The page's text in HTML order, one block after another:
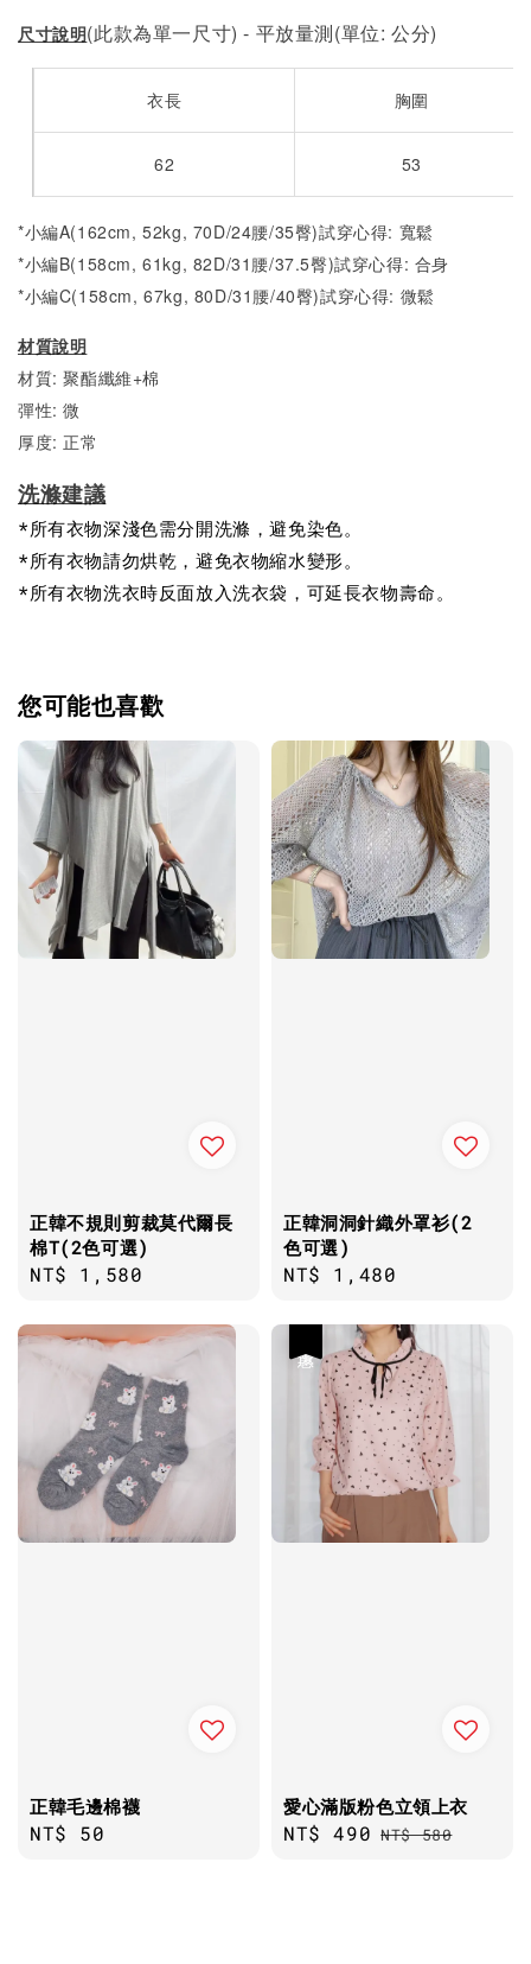
尺寸說明(此款為單一尺寸) - 平放量測(單位: 公分)
衣長 胸圍
62 53
*小編A(162cm, 52kg, 70D/24腰/35臀)試穿心得: 寬鬆
*小編B(158cm, 61kg, 82D/31腰/37.5臀)試穿心得: 合身
*小編C(158cm, 67kg, 80D/31腰/40臀)試穿心得: 微鬆
材質說明
材質: 聚酯纖維+棉
彈性: 微
厚度: 正常
洗滌建議
*所有衣物深淺色需分開洗滌，避免染色。
*所有衣物請勿烘乾，避免衣物縮水變形。
*所有衣物洗衣時反面放入洗衣袋，可延長衣物壽命。
您可能也喜歡
正韓不規則剪裁莫代爾長
棉T(2色可選)
Regular
NT$ 1,580
正韓洞洞針織外罩衫(2
色可選)
Regular
NT$ 1,480
正韓毛邊棉襪
Regular
NT$ 50
愛心滿版粉色立領上衣
Sale
NT$ 490 Regular
NT$ 580